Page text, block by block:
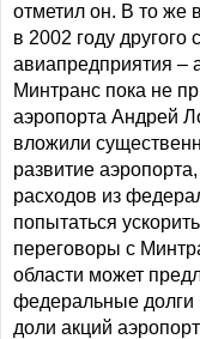
отметил он. В то же
в 2002 году другого
авиапредприятия –
Минтранс пока не
аэропорта Андрей
вложили
развитие
расходов из
попытаться
переговоры с
области может
федеральные долги
доли акций